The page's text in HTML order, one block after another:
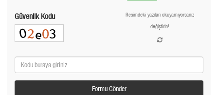
Güvenlik Kodu
Resimdeki yazıları okuyamıyorsanız
değiştirin!